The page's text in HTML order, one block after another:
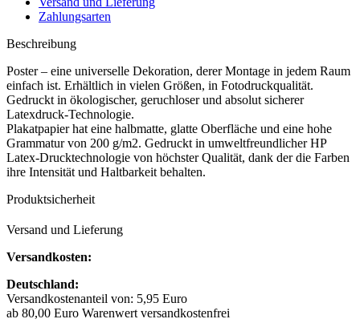
Zahlungsarten
Beschreibung
Poster – eine universelle Dekoration, derer Montage in jedem Raum
einfach ist. Erhältlich in vielen Größen, in Fotodruckqualität.
Gedruckt in ökologischer, geruchloser und absolut sicherer
Latexdruck-Technologie.
Plakatpapier hat eine halbmatte, glatte Oberfläche und eine hohe
Grammatur von 200 g/m2. Gedruckt in umweltfreundlicher HP
Latex-Drucktechnologie von höchster Qualität, dank der die Farben
ihre Intensität und Haltbarkeit behalten.
Produktsicherheit
Versand und Lieferung
Versandkosten:
Deutschland:
Versandkostenanteil von: 5,95 Euro
ab 80,00 Euro Warenwert versandkostenfrei